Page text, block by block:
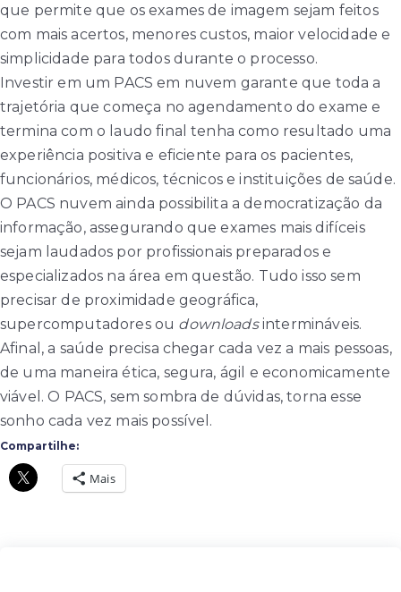
que permite que os exames de imagem sejam feitos
com mais acertos, menores custos, maior velocidade e
simplicidade para todos durante o processo.
Investir em um PACS em nuvem garante que toda a
trajetória que começa no agendamento do exame e
termina com o laudo final tenha como resultado uma
experiência positiva e eficiente para os pacientes,
funcionários, médicos, técnicos e instituições de saúde.
O PACS nuvem ainda possibilita a democratização da
informação, assegurando que exames mais difíceis
sejam laudados por profissionais preparados e
especializados na área em questão. Tudo isso sem
precisar de proximidade geográfica,
supercomputadores ou downloadsintermináveis.
Afinal, a saúde precisa chegar cada vez a mais pessoas,
de uma maneira ética, segura, ágil e economicamente
viável. O PACS, sem sombra de dúvidas, torna esse
sonho cada vez mais possível.
Compartilhe:
Mais